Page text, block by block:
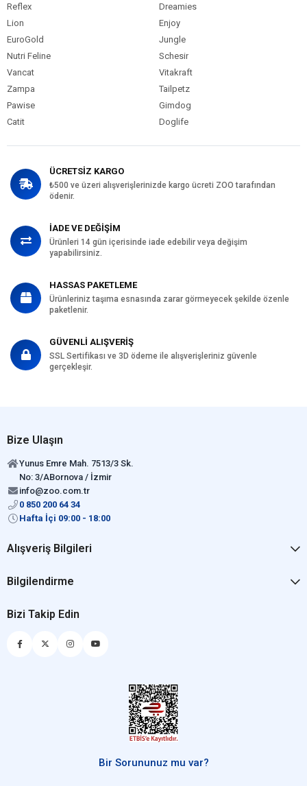
Reflex
Dreamies
Lion
Enjoy
EuroGold
Jungle
Nutri Feline
Schesir
Vancat
Vitakraft
Zampa
Tailpetz
Pawise
Gimdog
Catit
Doglife
ÜCRETSİZ KARGO
₺500 ve üzeri alışverişlerinizde kargo ücreti ZOO tarafından
ödenir.
İADE VE DEĞİŞİM
Ürünleri 14 gün içerisinde iade edebilir veya değişim
yapabilirsiniz.
HASSAS PAKETLEME
Ürünleriniz taşıma esnasında zarar görmeyecek şekilde özenle
paketlenir.
GÜVENLİ ALIŞVERİŞ
SSL Sertifikası ve 3D ödeme ile alışverişleriniz güvenle
gerçekleşir.
Bize Ulaşın
Yunus Emre Mah. 7513/3 Sk.
No: 3/ABornova / İzmir
info@zoo.com.tr
0 850 200 64 34
Hafta İçi 09:00 - 18:00
Alışveriş Bilgileri
Bilgilendirme
Bizi Takip Edin
Bir Sorununuz mu var?